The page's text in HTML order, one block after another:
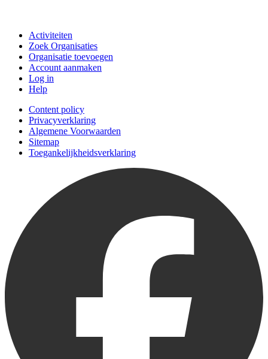
Activiteiten
Zoek Organisaties
Organisatie toevoegen
Account aanmaken
Log in
Help
Content policy
Privacyverklaring
Algemene Voorwaarden
Sitemap
Toegankelijkheidsverklaring